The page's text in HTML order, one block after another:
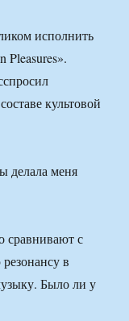
исполнить
Pleasures».
культовой
сравнивают с
в
Было ли у